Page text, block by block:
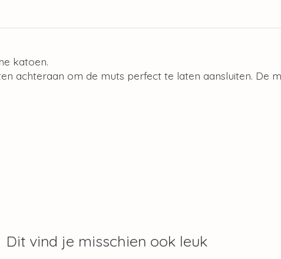
katoen.
achteraan om de muts perfect te laten aansluiten. De
Dit vind je misschien ook leuk